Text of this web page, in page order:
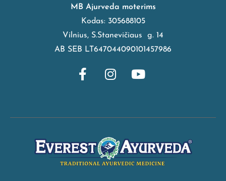
MB Ajurveda moterims
Kodas: 305688105
Vilnius, S.Stanevičiaus g. 14
AB SEB LT647044090101457986